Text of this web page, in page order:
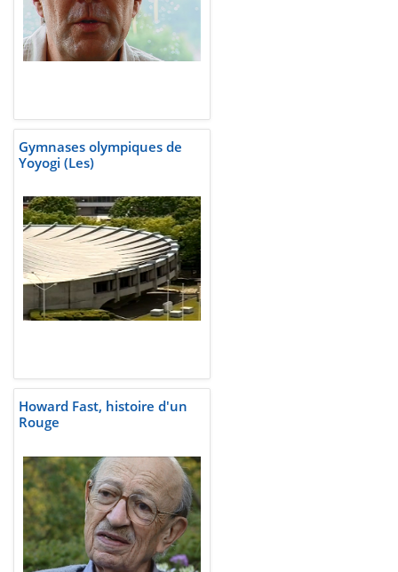
Gymnases olympiques de
Yoyogi (Les)
Howard Fast, histoire d'un
Rouge